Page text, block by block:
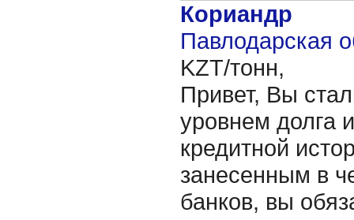
Кориандр
Павлодарская
KZT/тонн,
Привет, Вы
уровнем долга
кредитной
занесенным в
банков, вы